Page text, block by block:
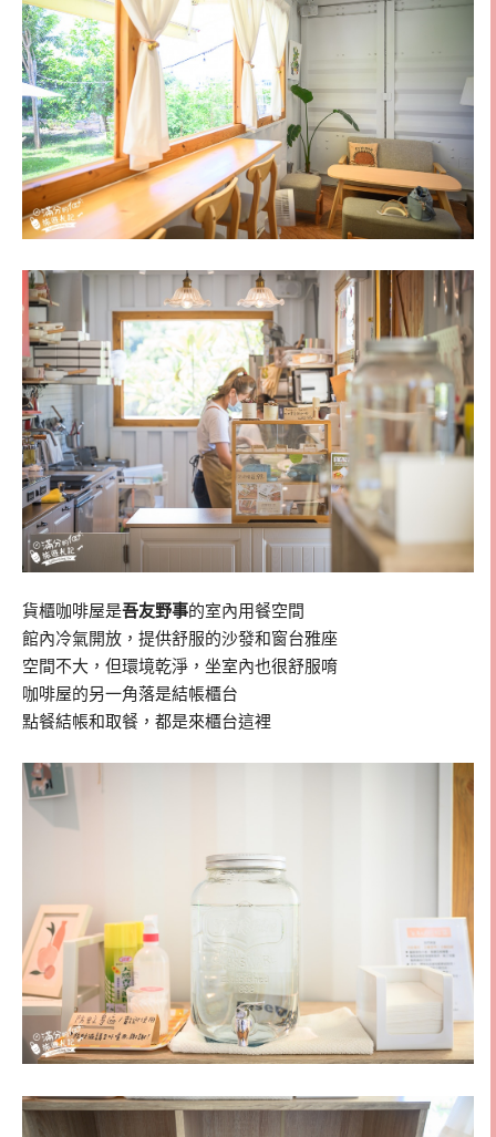
貨櫃咖啡屋是吾友野事的室內用餐空間
館內冷氣開放，提供舒服的沙發和窗台雅座
空間不大，但環境乾淨，坐室內也很舒服唷
咖啡屋的另一角落是結帳櫃台
點餐結帳和取餐，都是來櫃台這裡